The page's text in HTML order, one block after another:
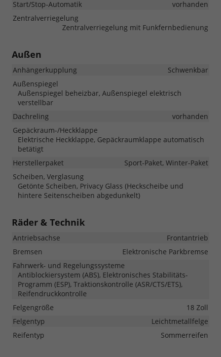
Start/Stop-Automatik
vorhanden
Zentralverriegelung
Zentralverriegelung mit Funkfernbedienung
Außen
Anhängerkupplung
Schwenkbar
Außenspiegel
Außenspiegel beheizbar, Außenspiegel elektrisch
verstellbar
Dachreling
vorhanden
Gepäckraum-/Heckklappe
Elektrische Heckklappe, Gepäckraumklappe automatisch
betätigt
Herstellerpaket
Sport-Paket, Winter-Paket
Scheiben, Verglasung
Getönte Scheiben, Privacy Glass (Heckscheibe und
hintere Seitenscheiben abgedunkelt)
Räder & Technik
Antriebsachse
Frontantrieb
Bremsen
Elektronische Parkbremse
Fahrwerk- und Regelungssysteme
Antiblockiersystem (ABS), Elektronisches Stabilitäts-
Programm (ESP), Traktionskontrolle (ASR/CTS/ETS),
Reifendruckkontrolle
Felgengröße
18 Zoll
Felgentyp
Leichtmetallfelge
Reifentyp
Sommerreifen